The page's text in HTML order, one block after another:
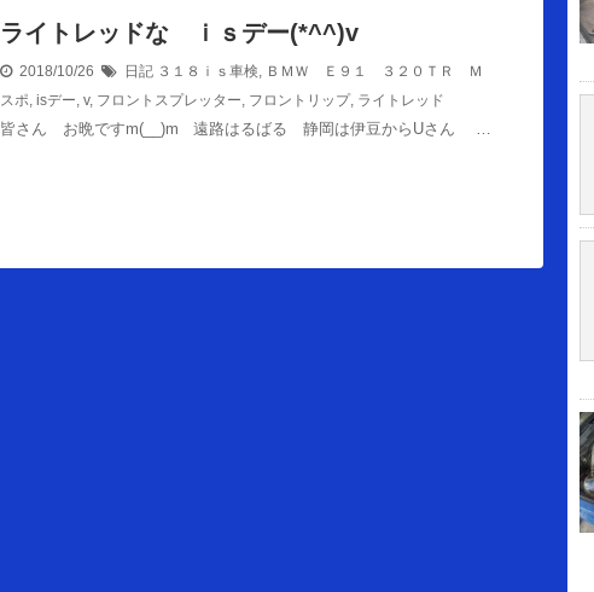
ライトレッドな ｉｓデー(*^^)v
2018/10/26 日記 ３１８ｉｓ車検
ＢＭＷ Ｅ９１ ３２０ＴＲ Ｍ
スポ isデー v, フロントスプレッター フロントリップ, ライトレッド
皆さん お晩ですm(__)m 遠路はるばる 静岡は伊豆からUさん …